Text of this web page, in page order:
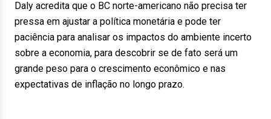
Daly acredita que o BC norte-americano não precisa ter
pressa em ajustar a política monetária e pode ter
paciência para analisar os impactos do ambiente incerto
sobre a economia, para descobrir se de fato será um
grande peso para o crescimento econômico e nas
expectativas de inflação no longo prazo.